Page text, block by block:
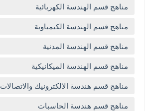
مناهج قسم الهندسة الكهربائية
مناهج قسم الهندسة الكيمياوية
مناهج قسم الهندسة المدنية
مناهج قسم الهندسة الميكانيكية
مناهج قسم هندسة الالكترونيك والاتصالات
مناهج قسم هندسة الحاسبات